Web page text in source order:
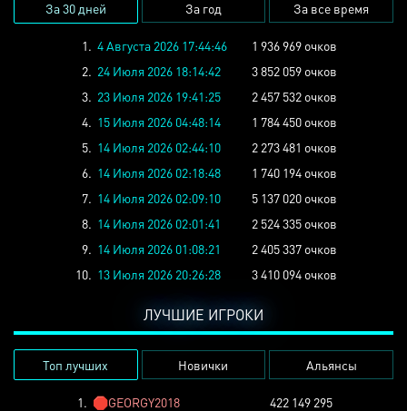
За 30 дней За год За все время
1. 4 Августа 2026 17:44:46
1 936 969 очков
2. 24 Июля 2026 18:14:42
3 852 059 очков
3. 23 Июля 2026 19:41:25
2 457 532 очков
4. 15 Июля 2026 04:48:14
1 784 450 очков
5. 14 Июля 2026 02:44:10
2 273 481 очков
6. 14 Июля 2026 02:18:48
1 740 194 очков
7. 14 Июля 2026 02:09:10
5 137 020 очков
8. 14 Июля 2026 02:01:41
2 524 335 очков
9. 14 Июля 2026 01:08:21
2 405 337 очков
10. 13 Июля 2026 20:26:28 3 410 094 очков
ЛУЧШИЕ ИГРОКИ
Топ лучших Новички Альянсы
1. 🛑GEORGY2018
422 149 295